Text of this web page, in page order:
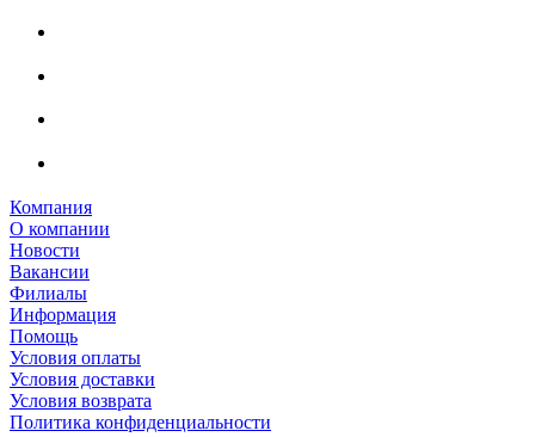
Компания
О компании
Новости
Вакансии
Филиалы
Информация
Помощь
Условия оплаты
Условия доставки
Условия возврата
Политика конфиденциальности